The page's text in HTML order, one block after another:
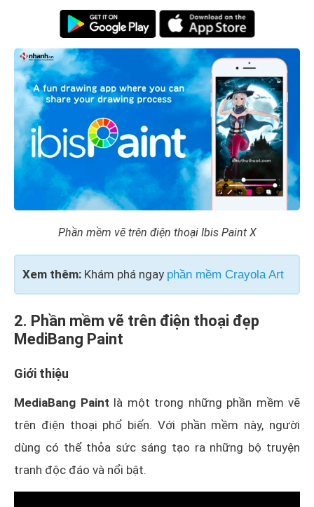
Phần mềm vẽ trên điện thoại Ibis Paint X
Xem thêm: Khám phá ngay phần mềm Crayola Art
2. Phần mềm vẽ trên điện thoại đẹp
MediBang Paint
Giới thiệu
MediaBang Paint là một trong những phần mềm vẽ
trên điện thoại phổ biến. Với phần mềm này, người
dùng có thể thỏa sức sáng tạo ra những bộ truyện
tranh độc đáo và nổi bật.